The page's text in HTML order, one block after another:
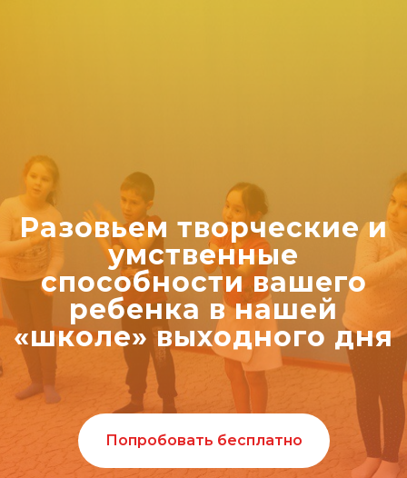
Разовьем творческие и
умственные
способности вашего
ребенка в нашей
«школе» выходного дня
Попробовать бесплатно